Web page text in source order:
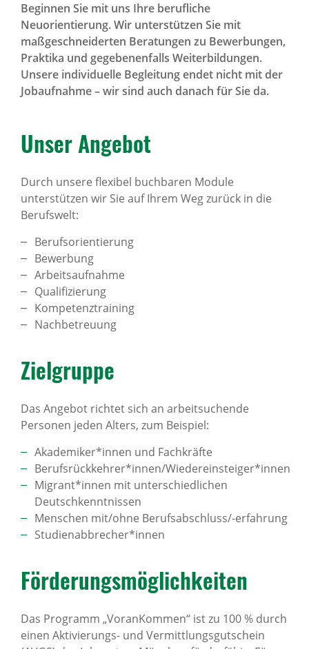
Beginnen Sie mit uns Ihre berufliche
Neuorientierung. Wir unterstützen Sie mit
maßgeschneiderten Beratungen zu Bewerbungen,
Praktika und gegebenenfalls Weiterbildungen.
Unsere individuelle Begleitung endet nicht mit der
Jobaufnahme – wir sind auch danach für Sie da.
Unser Angebot
Durch unsere flexibel buchbaren Module
unterstützen wir Sie auf Ihrem Weg zurück in die
Berufswelt:
Berufsorientierung
Bewerbung
Arbeitsaufnahme
Qualifizierung
Kompetenztraining
Nachbetreuung
Ziel­gruppe
Das Angebot richtet sich an arbeitsuchende
Personen jeden Alters, zum Beispiel:
Akademiker*innen und Fachkräfte
Berufsrückkehrer*innen/Wiedereinsteiger*innen
Migrant*innen mit unterschiedlichen
Deutschkenntnissen
Menschen mit/ohne Berufsabschluss/-erfahrung
Studienabbrecher*innen
Förde­rungs­mög­lich­keiten
Das Programm „VoranKommen“ ist zu 100 % durch
einen Aktivierungs- und Vermittlungsgutschein